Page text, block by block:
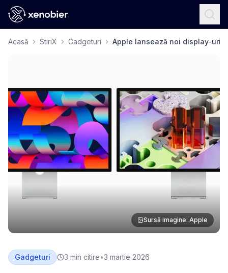
Acasă StiriX Gadgeturi Apple lansează noi display-uri
Sursă imagine: Apple
Gadgeturi 3 min citire•3 martie 2026